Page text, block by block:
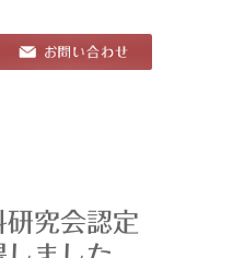
研究会認定